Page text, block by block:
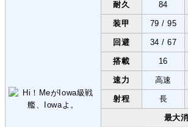
耐久 84
装甲 79 / 95
回避 34 / 67
搭載 16
速力 高速
射程 長
最大